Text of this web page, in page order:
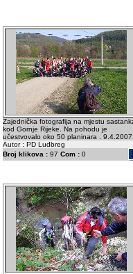
Zajednička fotografija na mjestu
kod Gornje Rijeke. Na pohodu je
učestvovalo oko 50 planinara .
Autor : PD Ludbreg
Broj klikova :97 Com :0